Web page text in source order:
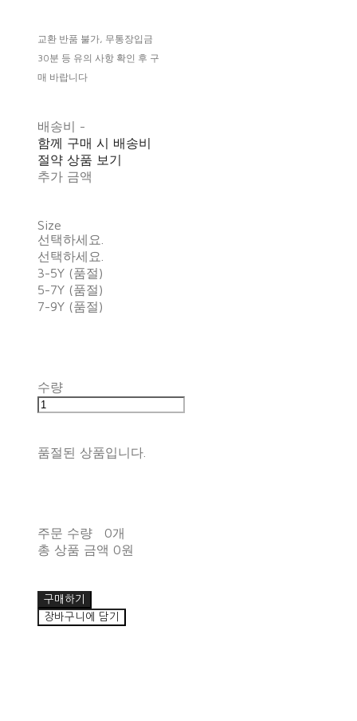
교환 반품 불가, 무통장입금
30분 등 유의 사항 확인 후 구
매 바랍니다
배송비 -
함께 구매 시 배송비
절약 상품 보기
추가 금액
Size
선택하세요.
선택하세요.
3-5Y (품절)
5-7Y (품절)
7-9Y (품절)
수량
품절된 상품입니다.
주문 수량
0개
총 상품 금액 0원
구매하기
장바구니에 담기